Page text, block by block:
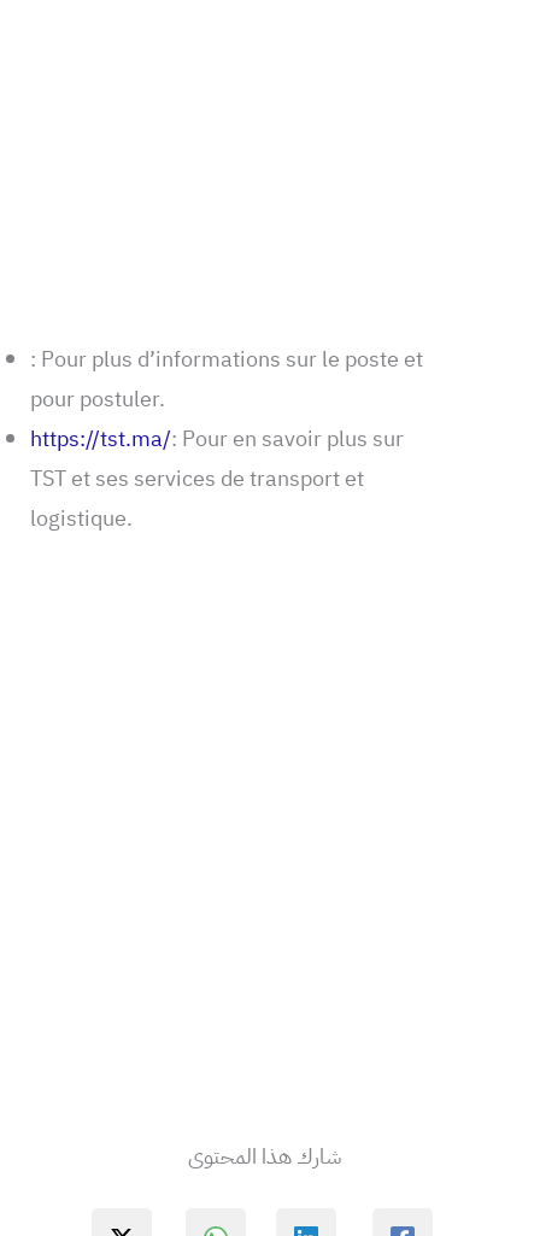
: Pour plus d’informations sur le poste et
pour postuler.
https://tst.ma/: Pour en savoir plus sur
TST et ses services de transport et
logistique.
شارك هذا المحتوى